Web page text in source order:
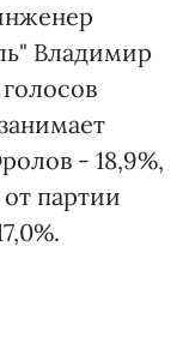
Владимир
- 18,9%,
партии